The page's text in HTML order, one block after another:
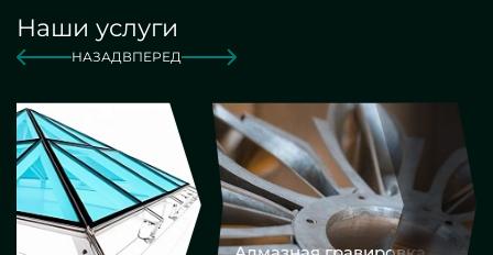
Наши услуги
НАЗАДВПЕРЕД